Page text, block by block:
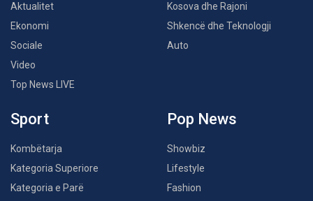
Aktualitet
Ekonomi
Sociale
Video
Top News LIVE
Kosova dhe Rajoni
Shkencë dhe Teknologji
Auto
Sport
Kombëtarja
Kategoria Superiore
Kategoria e Parë
Pop News
Showbiz
Lifestyle
Fashion